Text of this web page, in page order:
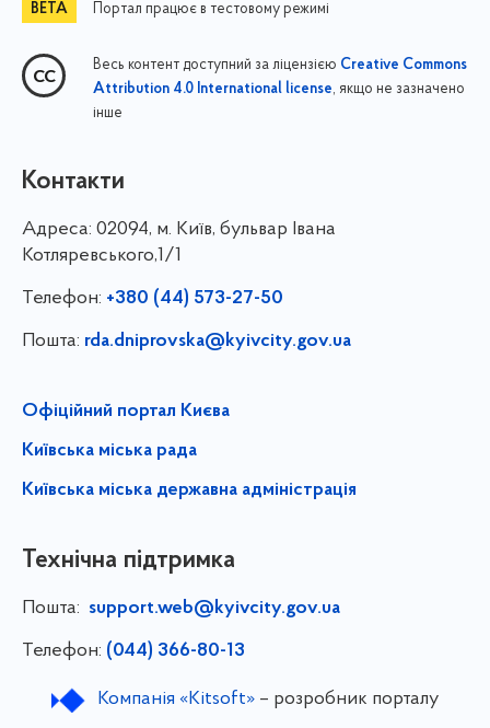
Портал працює в тестовому режимі
Весь контент доступний за ліцензією Creative Commons
Attribution 4.0 International license, якщо не зазначено
інше
Контакти
Адреса: 02094, м. Київ, бульвар Івана
Котляревського,1/1
Телефон: +380 (44) 573-27-50
Пошта: rda.dniprovska@kyivcity.gov.ua
Офіційний портал Києва
Київська міська рада
Київська міська державна адміністрація
Технічна підтримка
Пошта: support.web@kyivcity.gov.ua
Телефон: (044) 366-80-13
Компанія «Kitsoft»– розробник порталу